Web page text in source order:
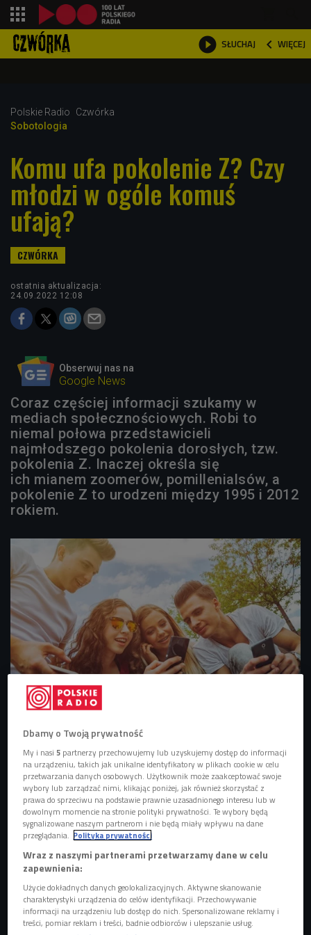
 SŁUCHAJ  WIĘCEJ

Polskie Radio
Czwórka
Sobotologia
Komu ufa pokolenie Z? Czy
młodzi w ogóle komuś
ufają?
ostatnia aktualizacja:
24.09.2022 12:08
Obserwuj nas na
Google News
Coraz częściej informacji szukamy w
mediach społecznościowych. Robi to
niemal połowa przedstawicieli
najmłodszego pokolenia dorosłych, tzw.
pokolenia Z. Inaczej określa się
ich mianem zoomerów, pomillenialsów, a
pokolenie Z to urodzeni między 1995 i 2012
rokiem.
Coraz częściej informacji szukamy w mediach społecznościowych
Okazuje się, że w informacje wyszukane w mediach
społecznościowych młode pokolenie wierzy
najchętniej. Dużo rzadziej sięga do wyszukiwarki, chętniej
do TikToka, Facebooka, Instagrama. - Zjawisko jest duże i
wydaje się, że nasila się od zeszłego roku - mówi Weronika
Modzelewska, specjalistka od Instagrama i TikToka, która
prowadzi w mediach społecznościowych profil "Przystanek
Internet". - Z ostatnich badań m.in. Googla wynika, że ponad
40 proc. tzw. generacji Z szuka informacji na TikToku i
Instagramie, w mediach społecznościowych, a nie w
wyszukiwarce Google. Wizualna forma treści bardziej
Dbamy o Twoją prywatność
My i nasi5 partnerzy przechowujemy lub uzyskujemy dostęp do informacji
na urządzeniu, takich jak unikalne identyfikatory w plikach cookie w celu
przetwarzania danych osobowych. Użytkownik może zaakceptować swoje
wybory lub zarządzać nimi, klikając poniżej, jak również skorzystać z
prawa do sprzeciwu na podstawie prawnie uzasadnionego interesu lub w
dowolnym momencie na stronie polityki prywatności. Te wybory będą
sygnalizowane naszym partnerom i nie będą miały wpływu na dane
przeglądania. Polityka prywatności
Wraz z naszymi partnerami przetwarzamy dane w celu
zapewnienia:
Użycie dokładnych danych geolokalizacyjnych. Aktywne skanowanie
charakterystyki urządzenia do celów identyfikacji. Przechowywanie
informacji na urządzeniu lub dostęp do nich. Spersonalizowane reklamy i
treści, pomiar reklam i treści, badnie odbiorców i ulepszanie usług.